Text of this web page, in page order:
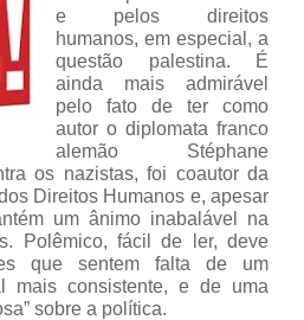
e pelos direitos
humanos, em especial, a
questão palestina. É
ainda mais admirável
pelo fato de ter como
autor o diplomata franco
alemão Stéphane
os nazistas, foi coautor da
Direitos Humanos e, apesar
um ânimo inabalável na
Polêmico, fácil de ler, deve
que sentem falta de um
mais consistente, e de uma
sobre a política.